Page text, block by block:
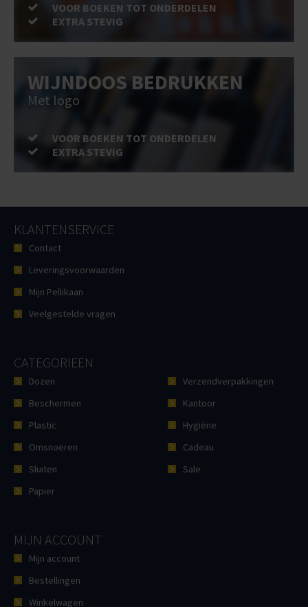
VOOR BOEKEN TOT ONDERDELEN
EXTRA STEVIG
WIJNDOOS BEDRUKKEN
Met logo
VOOR BOEKEN TOT ONDERDELEN
EXTRA STEVIG
KLANTENSERVICE
Contact
Leveringsvoorwaarden
Mijn Pellikaan
Veelgestelde vragen
CATEGORIEËN
Dozen
Beschermen
Plastic
Omsnoeren
Sluiten
Papier
Verzendverpakkingen
Kantoor
Hygiëne
Cadeau
Sale
MIJN ACCOUNT
Mijn account
Bestellingen
Winkelwagen